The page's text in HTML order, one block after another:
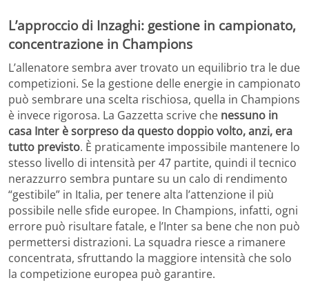
L’approccio di Inzaghi: gestione in campionato,
concentrazione in Champions
L’allenatore sembra aver trovato un equilibrio tra le due
competizioni. Se la gestione delle energie in campionato
può sembrare una scelta rischiosa, quella in Champions
è invece rigorosa. La Gazzetta scrive che nessuno in
casa Inter è sorpreso da questo doppio volto, anzi, era
tutto previsto. È praticamente impossibile mantenere lo
stesso livello di intensità per 47 partite, quindi il tecnico
nerazzurro sembra puntare su un calo di rendimento
“gestibile” in Italia, per tenere alta l’attenzione il più
possibile nelle sfide europee. In Champions, infatti, ogni
errore può risultare fatale, e l’Inter sa bene che non può
permettersi distrazioni. La squadra riesce a rimanere
concentrata, sfruttando la maggiore intensità che solo
la competizione europea può garantire.